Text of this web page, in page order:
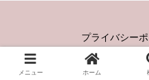
プライバシー
Copyright © 2023
メニュー ホーム